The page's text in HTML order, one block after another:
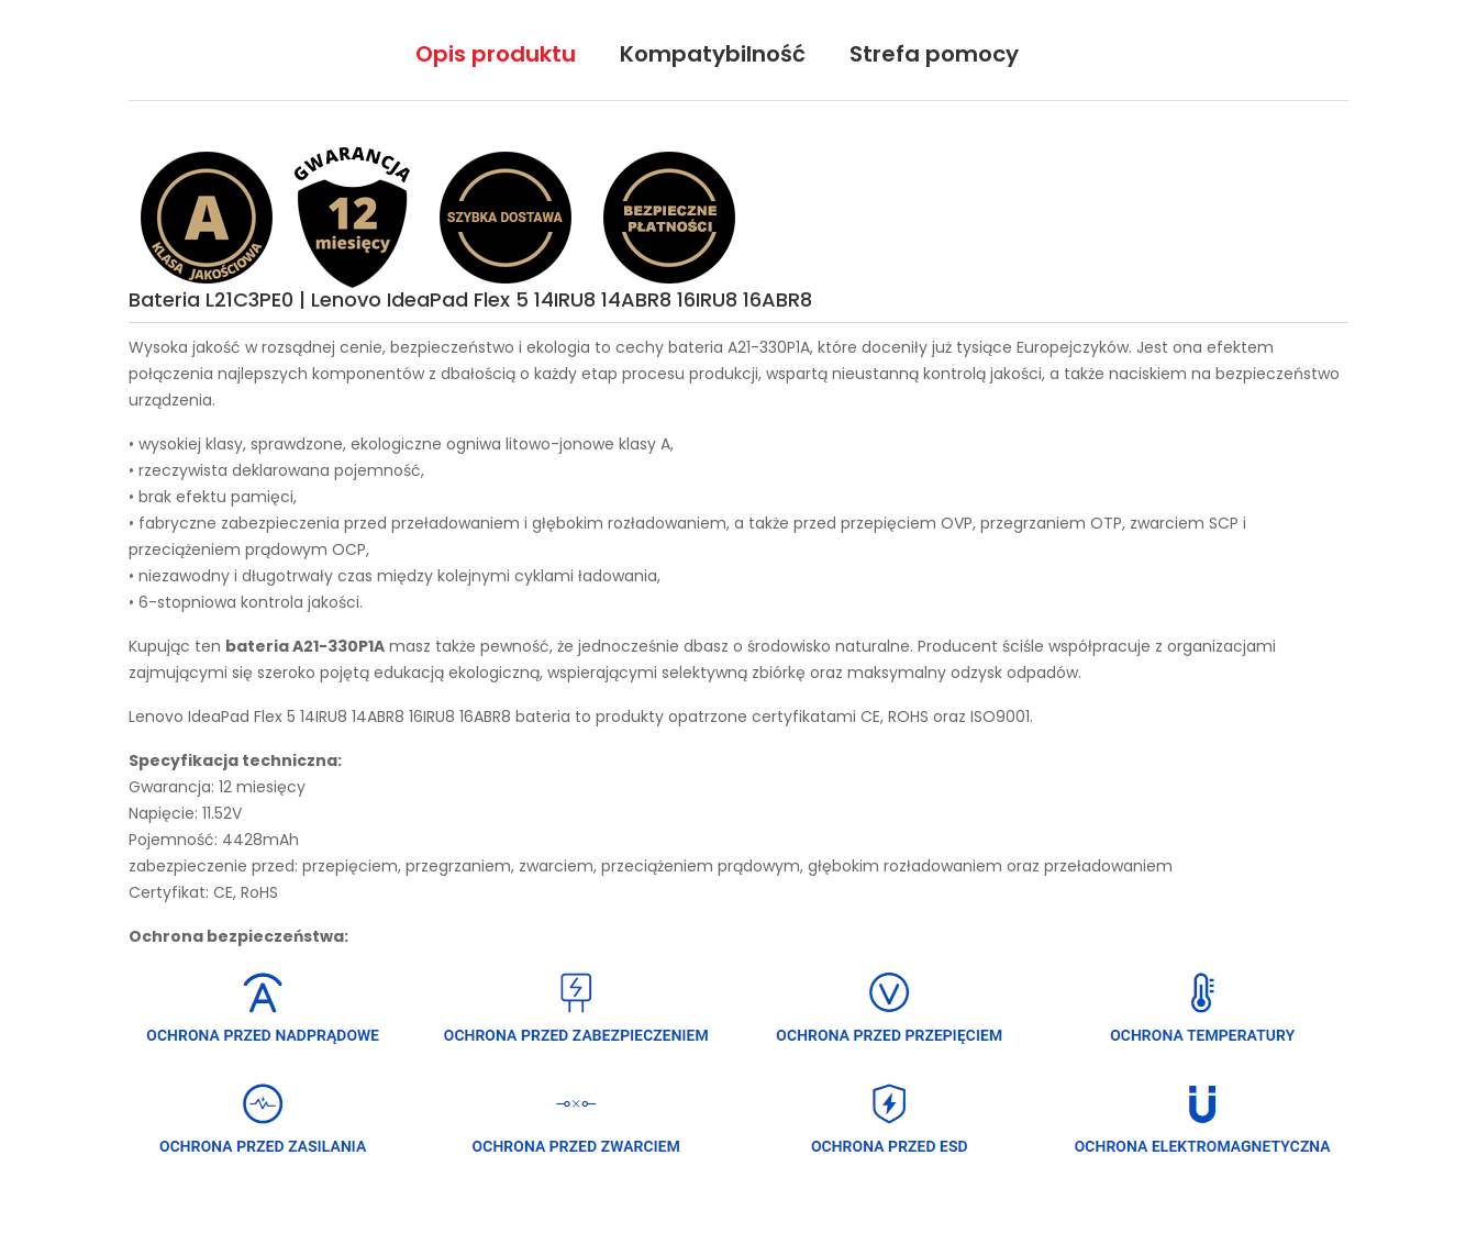
Opis produktu Kompatybilność Strefa pomocy
Bateria L21C3PE0 | Lenovo IdeaPad Flex 5 14IRU8 14ABR8 16IRU8 16ABR8
Wysoka jakość w rozsądnej cenie, bezpieczeństwo i ekologia to cechy bateria A21-330P1A, które doceniły już tysiące Europejczyków. Jest ona efektem
połączenia najlepszych komponentów z dbałością o każdy etap procesu produkcji, wspartą nieustanną kontrolą jakości, a także naciskiem na bezpieczeństwo
urządzenia.
• wysokiej klasy, sprawdzone, ekologiczne ogniwa litowo-jonowe klasy A,
• rzeczywista deklarowana pojemność,
• brak efektu pamięci,
• fabryczne zabezpieczenia przed przeładowaniem i głębokim rozładowaniem, a także przed przepięciem OVP, przegrzaniem OTP, zwarciem SCP i
przeciążeniem prądowym OCP,
• niezawodny i długotrwały czas między kolejnymi cyklami ładowania,
• 6-stopniowa kontrola jakości.
Kupując ten bateria A21-330P1A masz także pewność, że jednocześnie dbasz o środowisko naturalne. Producent ściśle współpracuje z organizacjami
zajmującymi się szeroko pojętą edukacją ekologiczną, wspierającymi selektywną zbiórkę oraz maksymalny odzysk odpadów.
Lenovo IdeaPad Flex 5 14IRU8 14ABR8 16IRU8 16ABR8 bateria to produkty opatrzone certyfikatami CE, ROHS oraz ISO9001.
Specyfikacja techniczna:
Gwarancja: 12 miesięcy
Napięcie: 11.52V
Pojemność: 4428mAh
zabezpieczenie przed: przepięciem, przegrzaniem, zwarciem, przeciążeniem prądowym, głębokim rozładowaniem oraz przeładowaniem
Certyfikat: CE, RoHS
Ochrona bezpieczeństwa: